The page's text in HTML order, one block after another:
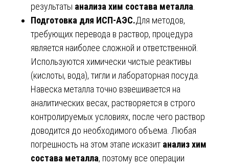
результаты анализа хим состава металла
Подготовка для ИСП-АЭС.Для методов,
требующих перевода в раствор, процедура
является наиболее сложной и ответственной.
Используются химически чистые реактивы
(кислоты, вода), тигли и лабораторная посуда.
Навеска металла точно взвешивается на
аналитических весах, растворяется в строго
контролируемых условиях, после чего раствор
доводится до необходимого объема. Любая
погрешность на этом этапе исказит анализ хим
состава металла, поэтому все операции